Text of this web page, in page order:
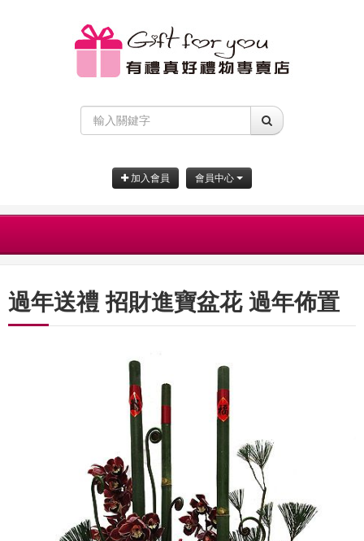
加入會員 會員中心
過年送禮 招財進寶盆花 過年佈置